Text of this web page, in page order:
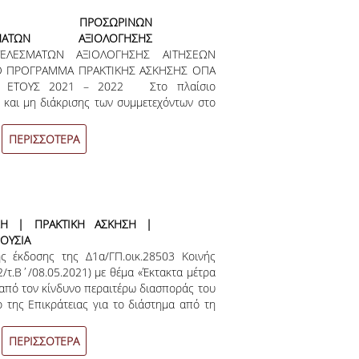
ΠΡΟΣΩΡΙΝΩΝ
ΑΞΙΟΛΟΓΗΣΗΣ
ΓΙΑ ΣΥΜΜΕΤΟΧΗ
ΠΡΑΚΤΙΚΗΣ ΑΣΚΗΣΗΣ
ΕΞΑΜΗΝΟΥ ΑΚΑΔ.
2022
ΑΞΙΟΛΟΓΗΣΗΣ ΑΙΤΗΣΕΩΝ
ΠΡΑΚΤΙΚΗΣ ΑΣΚΗΣΗΣ ΟΠΑ
ΕΤΟΥΣ 2021 – 2022 Στο πλαίσιο
και μη διάκρισης των συμμετεχόντων στο
αξιολόγησης των αιτήσεων
Πρακτικής Άσκησης ΟΠΑ»
φοιτήτριες που επιθυμούν να κάνουν
ΠΕΡΙΣΣΟΤΕΡΑ
| ΠΡΑΚΤΙΚΗ ΑΣΚΗΣΗ |
της Δ1α/ΓΠ.οικ.28503 Κοινής
08.05.2021) με θέμα «Έκτακτα μέτρα
τον κίνδυνο περαιτέρω διασποράς του
Επικράτειας για το διάστημα από τη
ότι αναφέρονται τα εξής: «Αναστολή
με φυσική παρουσία, με εξαίρεση τη
ΠΕΡΙΣΣΟΤΕΡΑ